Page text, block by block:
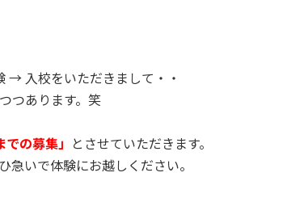
→ 入校をいただきまして・・
つあります。笑
の募集」 とさせていただきます。
いで体験にお越しください。